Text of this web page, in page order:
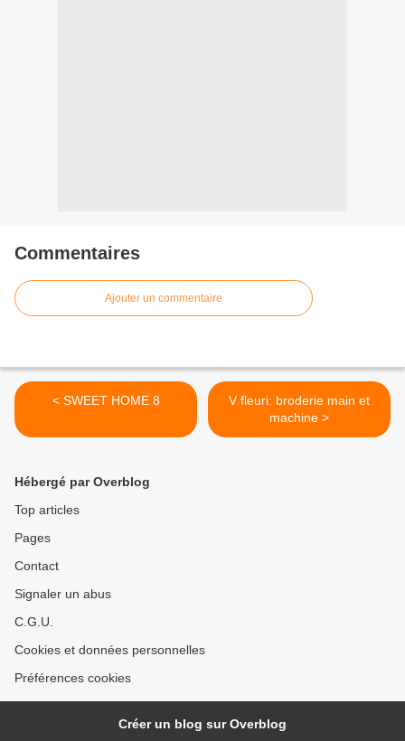
Commentaires
Ajouter un commentaire
< SWEET HOME 8
V fleuri: broderie main et
machine >
Hébergé par Overblog
Top articles
Pages
Contact
Signaler un abus
C.G.U.
Cookies et données personnelles
Préférences cookies
Créer un blog sur Overblog